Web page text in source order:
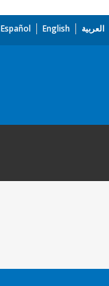
العربية English
Español